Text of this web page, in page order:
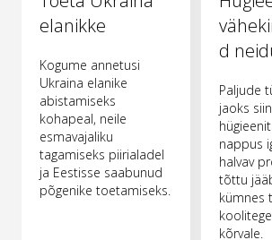
elanikke
Kogume annetusi
Ukraina elanike
abistamiseks
kohapeal, neile
esmavajaliku
tagamiseks piirialadel
ja Eestisse saabunud
põgenike toetamiseks.
d
Paljude
jaoks
nappus
halvav
tõttu
kümnes
kõrvale.